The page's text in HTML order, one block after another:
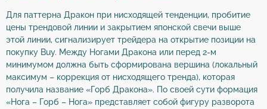
Для паттерна Дракон при нисходящей тенденции, пробитие
цены трендовой линии и закрытием японской свечи выше
этой линии, сигнализирует трейдера на открытие позиции на
покупку Buy. Между Ногами Дракона или перед 2-м
минимумом должна быть сформирована вершина (локальный
максимум – коррекция от нисходящего тренда), которая
получила название «Горб Дракона». По своей сути формация
«Нога – Горб – Нога» представляет собой фигуру разворота